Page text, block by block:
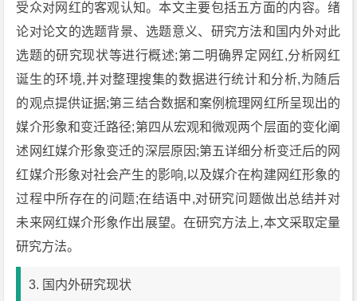
受众对网红的客观认知。本文主要包括五方面的内容。绪
论对论文的选题背景、选题意义、研究方法和国内外对此
选题的研究现状等进行概述;第二明确界定网红,分析网红
诞生的环境,并对整理搜集的数据进行统计和分析,为随后
的观点提供证据;第三结合数据和案例梳理网红所呈现出的
媒介形象和变迁路径;第四从宏观和微观两个层面的变化阐
述网红媒介形象变迁的深层原因;第五详细分析变迁后的网
红媒介形象对社会产生的影响,以及媒介在构建网红形象的
过程中所存在的问题;在结语中,对研究问题做出总结并对
未来网红媒介形象作出展望。在研究方法上,本文采取定量
研究方法。
3. 国内外研究现状